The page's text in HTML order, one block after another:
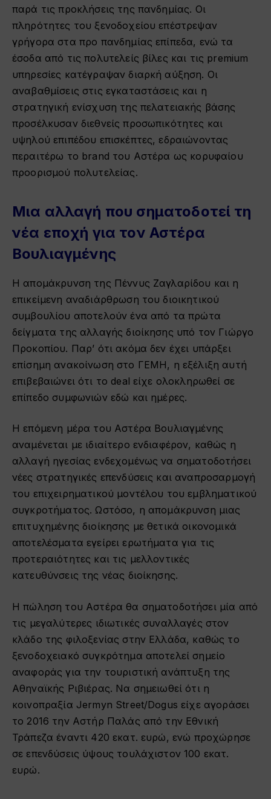
παρά τις προκλήσεις της πανδημίας. Οι
πληρότητες του ξενοδοχείου επέστρεψαν
γρήγορα στα προ πανδημίας επίπεδα, ενώ τα
έσοδα από τις πολυτελείς βίλες και τις premium
υπηρεσίες κατέγραψαν διαρκή αύξηση. Οι
αναβαθμίσεις στις εγκαταστάσεις και η
στρατηγική ενίσχυση της πελατειακής βάσης
προσέλκυσαν διεθνείς προσωπικότητες και
υψηλού επιπέδου επισκέπτες, εδραιώνοντας
περαιτέρω το brand του Αστέρα ως κορυφαίου
προορισμού πολυτελείας.
Μια αλλαγή που σηματοδοτεί τη
νέα εποχή για τον Αστέρα
Βουλιαγμένης
Η απομάκρυνση της Πέννυς Ζαγλαρίδου και η
επικείμενη αναδιάρθρωση του διοικητικού
συμβουλίου αποτελούν ένα από τα πρώτα
δείγματα της αλλαγής διοίκησης υπό τον Γιώργο
Προκοπίου. Παρ’ ότι ακόμα δεν έχει υπάρξει
επίσημη ανακοίνωση στο ΓΕΜΗ, η εξέλιξη αυτή
επιβεβαιώνει ότι το deal είχε ολοκληρωθεί σε
επίπεδο συμφωνιών εδώ και ημέρες.
Η επόμενη μέρα του Αστέρα Βουλιαγμένης
αναμένεται με ιδιαίτερο ενδιαφέρον, καθώς η
αλλαγή ηγεσίας ενδεχομένως να σηματοδοτήσει
νέες στρατηγικές επενδύσεις και αναπροσαρμογή
του επιχειρηματικού μοντέλου του εμβληματικού
συγκροτήματος. Ωστόσο, η απομάκρυνση μιας
επιτυχημένης διοίκησης με θετικά οικονομικά
αποτελέσματα εγείρει ερωτήματα για τις
προτεραιότητες και τις μελλοντικές
κατευθύνσεις της νέας διοίκησης.
Η πώληση του Αστέρα θα σηματοδοτήσει μία από
τις μεγαλύτερες ιδιωτικές συναλλαγές στον
κλάδο της φιλοξενίας στην Ελλάδα, καθώς το
ξενοδοχειακό συγκρότημα αποτελεί σημείο
αναφοράς για την τουριστική ανάπτυξη της
Αθηναϊκής Ριβιέρας. Να σημειωθεί ότι η
κοινοπραξία Jermyn Street/Dogus είχε αγοράσει
το 2016 την Αστήρ Παλάς από την Εθνική
Τράπεζα έναντι 420 εκατ. ευρώ, ενώ προχώρησε
σε επενδύσεις ύψους τουλάχιστον 100 εκατ.
ευρώ.